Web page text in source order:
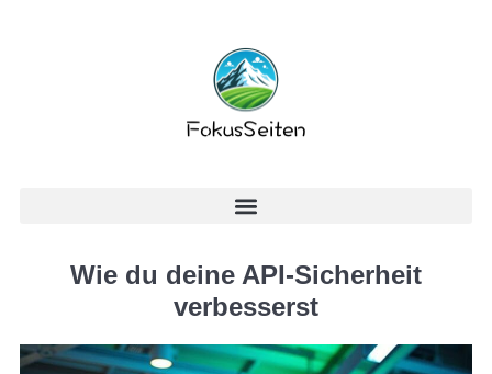
Wie du deine API-Sicherheit
verbesserst